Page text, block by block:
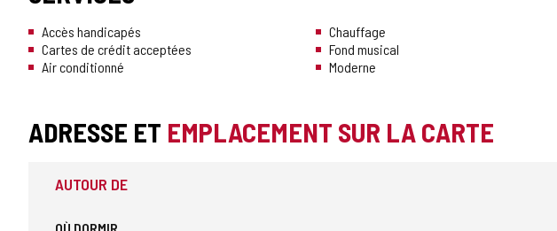
Accès handicapés
Cartes de crédit acceptées
Air conditionné
Chauffage
Fond musical
Moderne
ADRESSE ET EMPLACEMENT SUR LA CARTE
AUTOUR DE